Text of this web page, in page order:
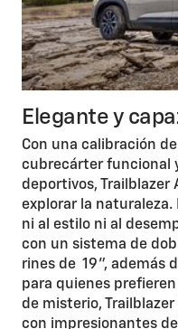
Elegante y
Con una calibración
cubrecárter funcional
deportivos, Trailblazer
explorar la naturaleza.
ni al estilo ni al
con un sistema de
rines de 19", además
para quienes
de misterio,
con impresionantes